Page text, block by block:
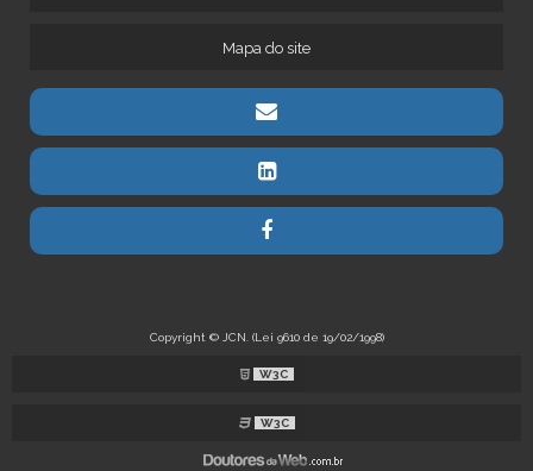
Mapa do site
Copyright © JCN. (Lei 9610 de 19/02/1998)
W3C
W3C